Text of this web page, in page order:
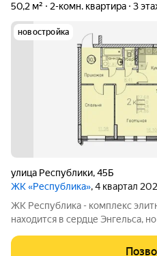
50,2 м² 2-комн. квартира 3
новостройка
улица Республики,45Б
ЖК «Республика», 4 квартал
ЖК Республика - комплекс
находится в сердце Энгельса,
доступности: детские сады,